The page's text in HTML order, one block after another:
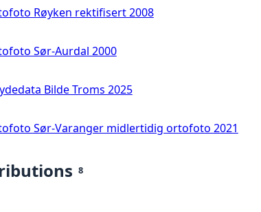
Røyken rektifisert 2008
Sør-Aurdal 2000
Bilde Troms 2025
Sør-Varanger midlertidig ortofoto 2021
8